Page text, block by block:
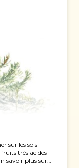
sur les sols
très acides